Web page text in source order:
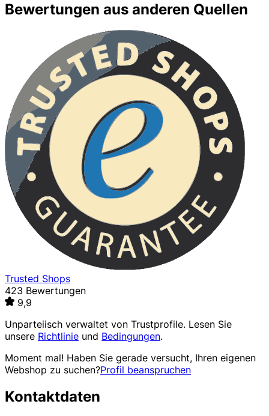
Bewertungen aus anderen Quellen
Trusted Shops
423 Bewertungen
9,9
Unparteiisch verwaltet von Trustprofile. Lesen Sie
unsere Richtlinie und Bedingungen.
Moment mal! Haben Sie gerade versucht, Ihren eigenen
Webshop zu suchen?Profil beanspruchen
Kontaktdaten